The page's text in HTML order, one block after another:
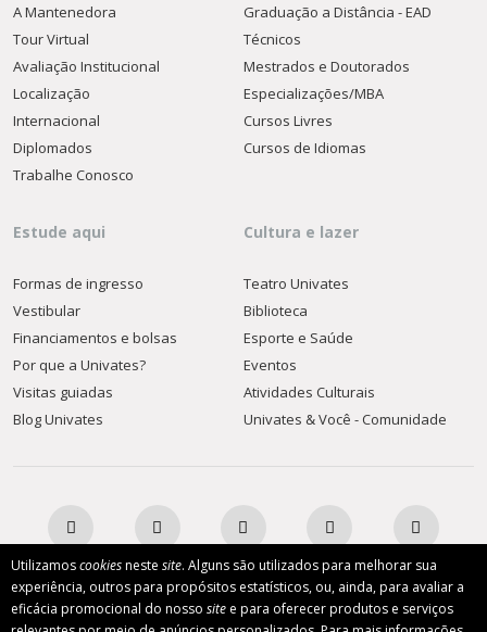
Utilizamoscookiesneste site. Alguns são utilizados para melhorar sua
experiência, outros para propósitos estatísticos, ou, ainda, para avaliar a
eficácia promocional do nosso site e para oferecer produtos e serviços
A Mantenedora
Tour Virtual
Avaliação Institucional
Localização
Internacional
Diplomados
Trabalhe Conosco
Graduação a Distância - EAD
Técnicos
Mestrados e Doutorados
Especializações/MBA
Cursos Livres
Cursos de Idiomas
Estude aqui
Formas de ingresso
Vestibular
Financiamentos e bolsas
Por que a Univates?
Visitas guiadas
Blog Univates
Cultura e lazer
Teatro Univates
Biblioteca
Esporte e Saúde
Eventos
Atividades Culturais
Univates & Você - Comunidade
AFILIADA: